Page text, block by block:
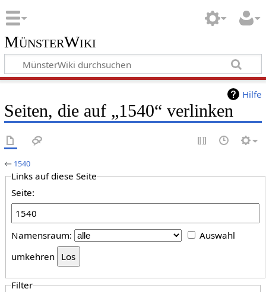
MünsterWiki
Hilfe
Seiten, die auf „1540“ verlinken
← 1540
Links auf diese Seite
Seite:
Namensraum:
Auswahl
umkehren
Filter